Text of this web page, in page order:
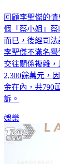
個「蔡小姐」
而已，後經司
李聖傑不滿名
交往關係複雜
2,300餘萬元，
金在內，共790
訴。